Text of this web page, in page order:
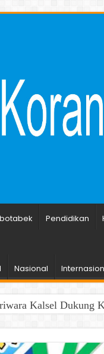
Pendidikan
Nasional
Kalsel Dukung